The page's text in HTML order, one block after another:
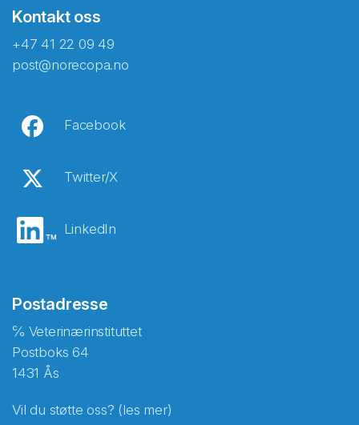
Kontakt oss
+47 41 22 09 49
post@norecopa.no
Facebook
Twitter/X
LinkedIn
Postadresse
℅ Veterinærinstituttet
Postboks 64
1431 Ås
Vil du støtte oss? (les mer)